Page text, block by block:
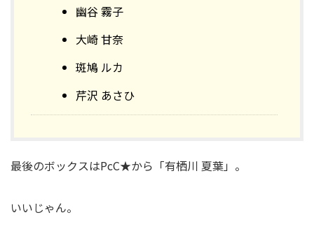
幽谷 霧子
大崎 甘奈
斑鳩 ルカ
芹沢 あさひ
最後のボックスはPcC★から「有栖川 夏葉」。
いいじゃん。